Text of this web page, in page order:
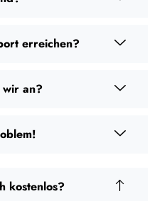
erreichen?
wir an?
kostenlos?